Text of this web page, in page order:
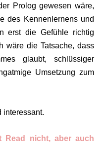
Prolog gewesen wäre,
des Kennenlernens und
erst die Gefühle richtig
wäre die Tatsache, dass
glaubt, schlüssiger
Umsetzung zum
interessant.
Read nicht, aber auch